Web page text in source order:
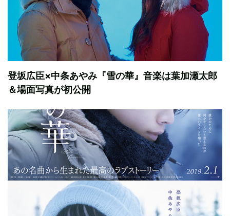
登坂広臣×中条あやみ『雪の華』音楽は葉加瀬太郎
＆場面写真が初公開